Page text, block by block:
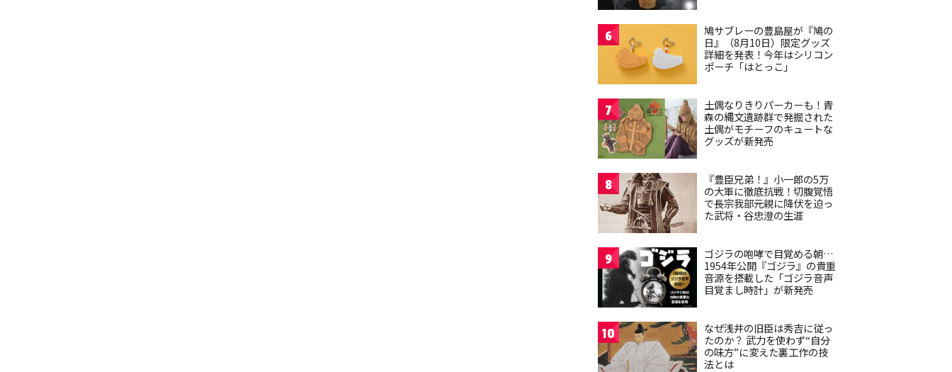
6
鳩サブレーの豊島屋が『鳩の
日』（8月10日）限定グッズ
詳細を発表！今年はシリコン
ポーチ「はとっこ」
7
土偶なりきりパーカーも！青
森の縄文遺跡群で発掘された
土偶がモチーフのキュートな
グッズが新発売
8
『豊臣兄弟！』小一郎の5万
の大軍に徹底抗戦！切腹覚悟
で長宗我部元親に降伏を迫っ
た武将・谷忠澄の生涯
9
ゴジラの咆哮で目覚める朝…
1954年公開『ゴジラ』の貴重
音源を搭載した「ゴジラ音声
目覚まし時計」が新発売
10
なぜ浅井の旧臣は秀吉に従っ
たのか？ 武力を使わず“自分
の味方”に変えた裏工作の技
法とは